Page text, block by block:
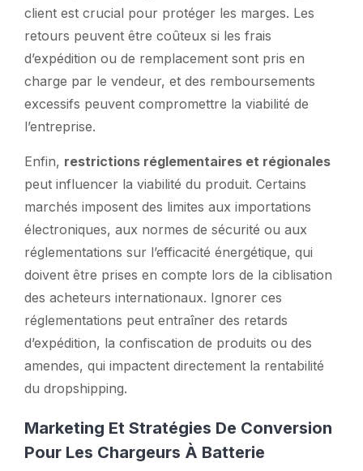
client est crucial pour protéger les marges. Les
retours peuvent être coûteux si les frais
d’expédition ou de remplacement sont pris en
charge par le vendeur, et des remboursements
excessifs peuvent compromettre la viabilité de
l’entreprise.
Enfin, restrictions réglementaires et régionales
peut influencer la viabilité du produit. Certains
marchés imposent des limites aux importations
électroniques, aux normes de sécurité ou aux
réglementations sur l’efficacité énergétique, qui
doivent être prises en compte lors de la ciblisation
des acheteurs internationaux. Ignorer ces
réglementations peut entraîner des retards
d’expédition, la confiscation de produits ou des
amendes, qui impactent directement la rentabilité
du dropshipping.
Marketing Et Stratégies De Conversion
Pour Les Chargeurs À Batterie